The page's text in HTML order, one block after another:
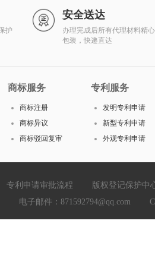
护
安全送达
办理完成后所有代理材料精心
包装，快递直达
商标服务
商标注册
商标异议
商标驳回复审
专利服务
发明专利申请
新型专利申请
外观专利申请
专利申请审批流程
版权登记保护中
电子邮件：871592794@qq.com